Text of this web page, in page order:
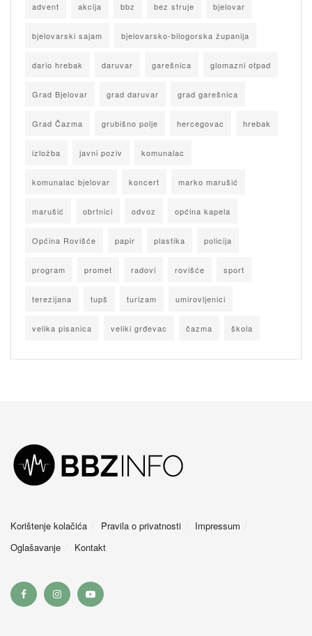
advent akcija bbz bez struje bjelovar
bjelovarski sajam bjelovarsko-bilogorska županija
dario hrebak daruvar garešnica glomazni otpad
Grad Bjelovar grad daruvar grad garešnica
Grad Čazma grubišno polje hercegovac hrebak
izložba javni poziv komunalac
komunalac bjelovar koncert marko marušić
marušić obrtnici odvoz općina kapela
Općina Rovišće papir plastika policija
program promet radovi rovišće sport
terezijana tupš turizam umirovljenici
velika pisanica veliki grđevac čazma škola
Korištenje kolačića Pravila o privatnosti
Impressum
Oglašavanje
Kontakt